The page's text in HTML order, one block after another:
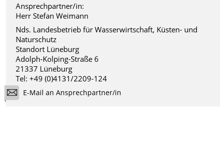
Ansprechpartner/in:
Herr Stefan Weimann
Nds. Landesbetrieb für Wasserwirtschaft, Küsten- und
Naturschutz
Standort Lüneburg
Adolph-Kolping-Straße 6
21337 Lüneburg
Tel: +49 (0)4131/2209-124
E-Mail an Ansprechpartner/in